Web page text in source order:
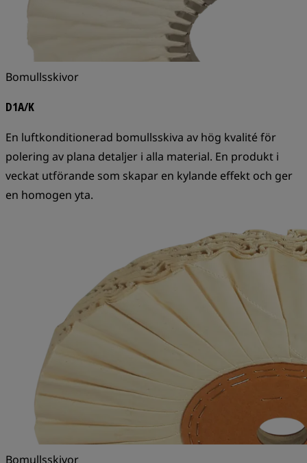
Bomullsskivor
D1A/K
En luftkonditionerad bomullsskiva av hög kvalité för
polering av plana detaljer i alla material. En produkt i
veckat utförande som skapar en kylande effekt och ger
en homogen yta.
Bomullsskivor